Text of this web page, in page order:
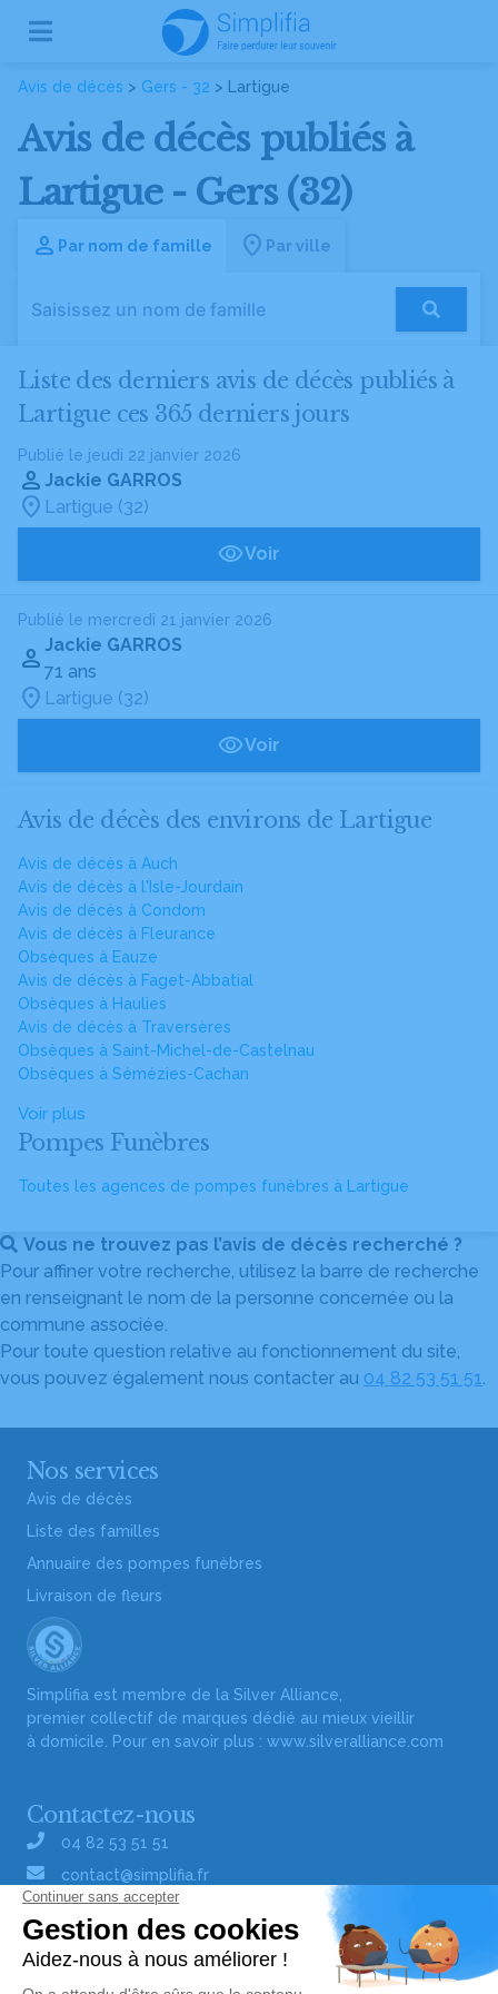
Avis de décès > Gers - 32 > Lartigue
Avis de décès publiés à
Lartigue - Gers (32)
Par nom de famille Par ville
Liste des derniers avis de décès publiés à
Lartigue ces 365 derniers jours
Publié le jeudi 22 janvier 2026
Jackie GARROS
Lartigue (32)
Voir
Publié le mercredi 21 janvier 2026
Jackie GARROS
71 ans
Lartigue (32)
Voir
Avis de décès des environs de Lartigue
Avis de décès à Auch
Avis de décès à l'Isle-Jourdain
Avis de décès à Condom
Avis de décès à Fleurance
Obsèques à Eauze
Avis de décès à Faget-Abbatial
Obsèques à Haulies
Avis de décès à Traversères
Obsèques à Saint-Michel-de-Castelnau
Obsèques à Sémézies-Cachan
Voir plus
Pompes Funèbres
Toutes les agences de pompes funèbres à Lartigue
Vous ne trouvez pas l’avis de décès recherché ?
Pour affiner votre recherche, utilisez la barre de recherche
en renseignant le nom de la personne concernée ou la
commune associée.
Pour toute question relative au fonctionnement du site,
vous pouvez également nous contacter au 04 82 53 51 51.
Nos services
Avis de décès
Liste des familles
Annuaire des pompes funèbres
Livraison de fleurs
Simplifia est membre de la Silver Alliance,
premier collectif de marques dédié au mieux vieillir
à domicile. Pour en savoir plus : www.silveralliance.com
Contactez-nous
04 82 53 51 51
contact@simplifia.fr
Réseaux sociaux